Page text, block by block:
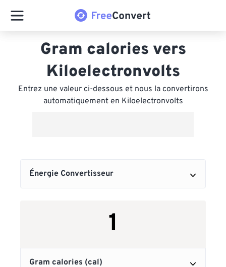
Gram calories vers
Kiloelectronvolts
Entrez une valeur ci-dessous et nous la convertirons
automatiquement en Kiloelectronvolts